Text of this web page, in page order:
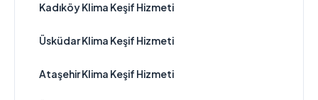
Kadıköy Klima Keşif Hizmeti
Üsküdar Klima Keşif Hizmeti
Ataşehir Klima Keşif Hizmeti